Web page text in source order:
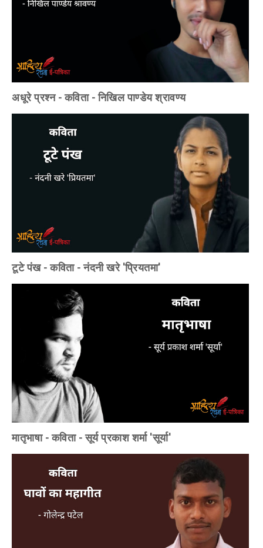
अधूरे प्रश्न - कविता - निखिल पाण्डेय श्रावण्य
टूटे पंख - कविता - नंदनी खरे 'प्रियतमा'
मातृभाषा - कविता - सूर्य प्रकाश शर्मा 'सूर्या'